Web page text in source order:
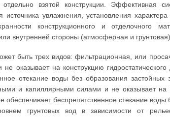
взятой конструкции. Эффективная
увлажнения, установления
конструкционного и отделочного
внутренней стороны (атмосферная и грунтовая).
быть трех видов: фильтрационная, или
оказывает на конструкцию гидростатического
отекание воды без образования застойных
и капиллярными силами и не оказывает на
обеспечивает беспрепятственное стекание воды
грунтовых вод в зависимости от